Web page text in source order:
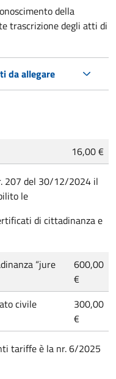
della
trascrizione degli atti di
da allegare
16,00 €
207 del 30/12/2024 il
le
di cittadinanza e
“jure
600,00
€
civile
300,00
€
tariffe è la nr. 6/2025